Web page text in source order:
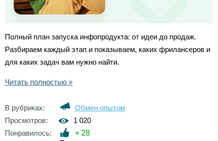
Полный план запуска инфопродукта: от идеи до продаж.
Разбираем каждый этап и показываем, каких фрилансеров и
для каких задач вам нужно найти.
Читать полностью »
В рубриках:
Обмен опытом
Просмотров:
1 020
Понравилось:
+ 28